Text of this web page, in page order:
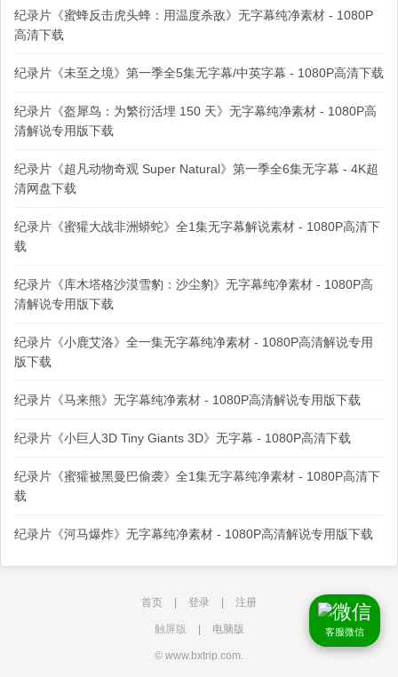
纪录片《蜜蜂反击虎头蜂：用温度杀敌》无字幕纯净素材 - 1080P
高清下载
纪录片《未至之境》第一季全5集无字幕/中英字幕 - 1080P高清下载
纪录片《盔犀鸟：为繁衍活埋 150 天》无字幕纯净素材 - 1080P高
清解说专用版下载
纪录片《超凡动物奇观 Super Natural》第一季全6集无字幕 - 4K超
清网盘下载
纪录片《蜜獾大战非洲蟒蛇》全1集无字幕解说素材 - 1080P高清下
载
纪录片《库木塔格沙漠雪豹：沙尘豹》无字幕纯净素材 - 1080P高
清解说专用版下载
纪录片《小鹿艾洛》全一集无字幕纯净素材 - 1080P高清解说专用
版下载
纪录片《马来熊》无字幕纯净素材 - 1080P高清解说专用版下载
纪录片《小巨人3D Tiny Giants 3D》无字幕 - 1080P高清下载
纪录片《蜜獾被黑曼巴偷袭》全1集无字幕纯净素材 - 1080P高清下
载
纪录片《河马爆炸》无字幕纯净素材 - 1080P高清解说专用版下载
客服微信
首页 登录 注册
触屏版 电脑版
© www.bxtrip.com.